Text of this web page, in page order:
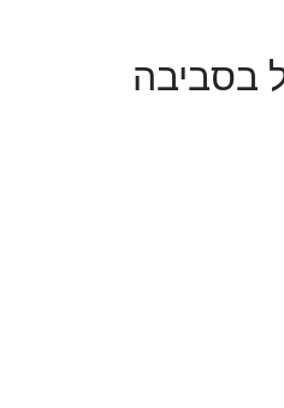
בסביבה